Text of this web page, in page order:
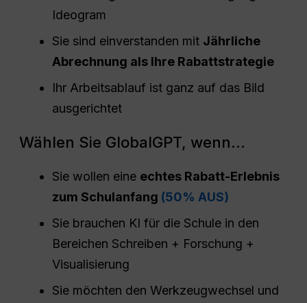
Ideogram
Sie sind einverstanden mit Jährliche
Abrechnung als Ihre Rabattstrategie
Ihr Arbeitsablauf ist ganz auf das Bild
ausgerichtet
Wählen Sie GlobalGPT, wenn...
Sie wollen eine echtes Rabatt-Erlebnis
zum Schulanfang (50% AUS)
Sie brauchen KI für die Schule in den
Bereichen Schreiben + Forschung +
Visualisierung
Sie möchten den Werkzeugwechsel und